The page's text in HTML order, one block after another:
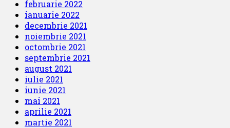
februarie 2022
ianuarie 2022
decembrie 2021
noiembrie 2021
octombrie 2021
septembrie 2021
august 2021
iulie 2021
iunie 2021
mai 2021
aprilie 2021
martie 2021